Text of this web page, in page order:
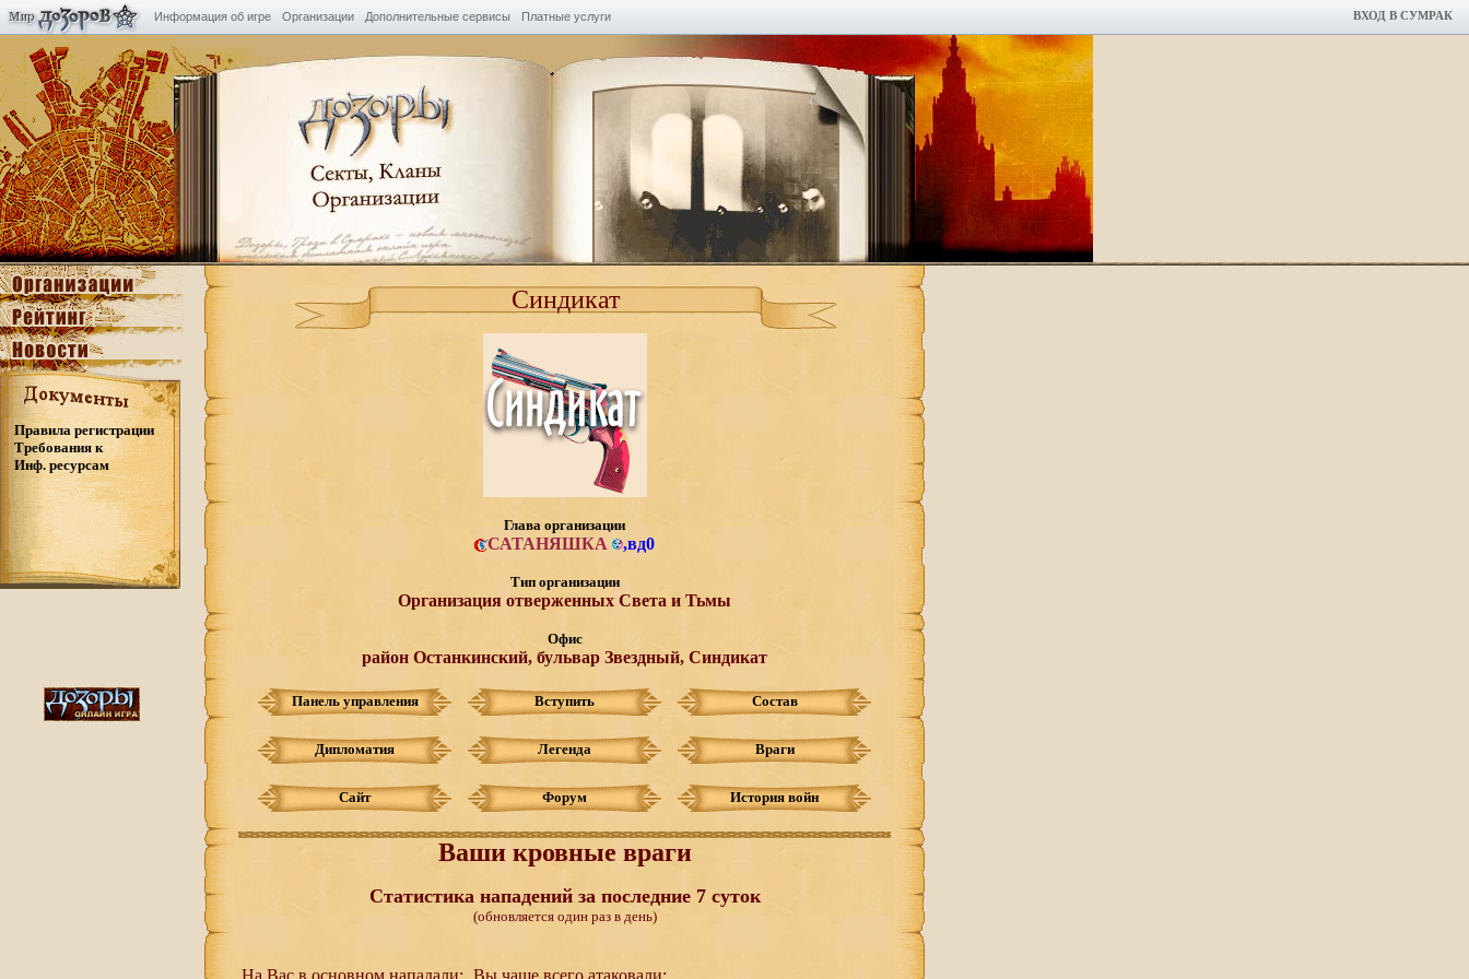
Информация об игре Организации Дополнительные сервисы Платные услуги ВХОД В СУМРАК
Правила регистрации
Требования к
Инф. ресурсам
Синдикат
Глава организации
САТАНЯШКА ,вд0
Тип организации
Организация отверженных Света и Тьмы
Офис
район Останкинский, бульвар Звездный, Синдикат
Панель управления Вступить Состав
Дипломатия Легенда Враги
Сайт Форум История войн
Ваши кровные враги
Статистика нападений за последние 7 суток
(обновляется один раз в день)
На Вас в основном нападали: Вы чаще всего атаковали: